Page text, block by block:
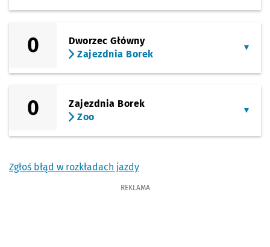
0
Dworzec Główny
Zajezdnia Borek
0
Zajezdnia Borek
Zoo
Zgłoś błąd w rozkładach jazdy
REKLAMA